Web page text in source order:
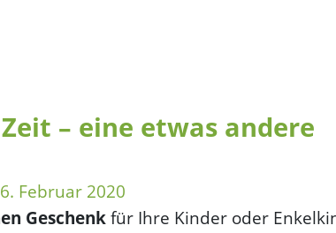
– eine etwas andere
Februar 2020
Geschenkfür Ihre Kinder oder